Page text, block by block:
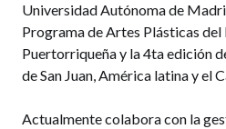
Universidad Autónoma de
Programa de Artes Plásticas
Puertorriqueña y la 4ta edición
de San Juan, América latina y el
Actualmente colabora con la